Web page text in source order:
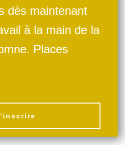
dès maintenant
à la main de la
Places